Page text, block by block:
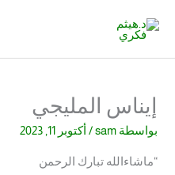
إيناس المليجي
بواسطة sam
/ أكتوبر 11, 2023
“ماشاءالله تبارك الرحمن